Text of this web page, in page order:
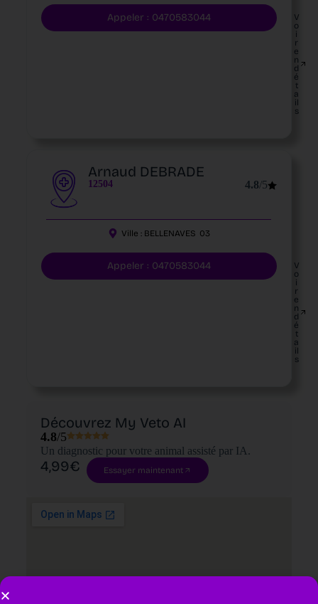
Appeler : 0470583044
V
o
i
r
e
n
d
é
t
a
il
s
Arnaud DEBRADE
12504 4.8/5
Ville : BELLENAVES 03
Appeler : 0470583044
V
o
i
r
e
n
d
é
t
a
il
s
Découvrez My Veto AI
4.8/5
Un diagnostic pour votre animal assisté par IA.
4,99€ Essayer maintenant